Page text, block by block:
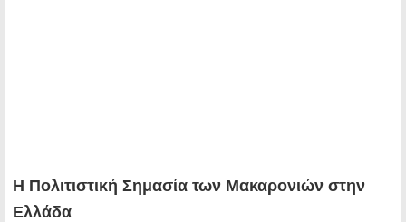
Η Πολιτιστική Σημασία των Μακαρονιών στην
Ελλάδα